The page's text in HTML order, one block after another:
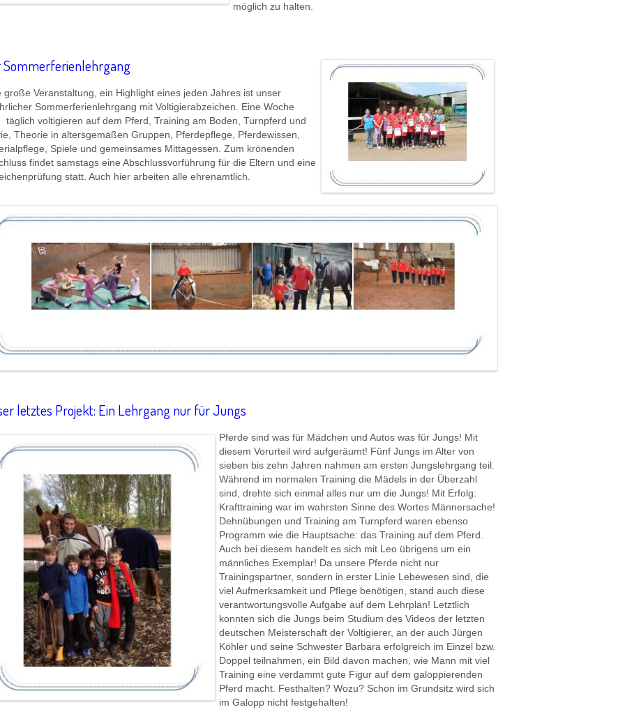
möglich zu halten.
Sommerferienlehrgang
große Veranstaltung, ein Highlight eines jeden Jahres ist unser
Sommerferienlehrgang mit Voltigierabzeichen. Eine Woche
täglich voltigieren auf dem Pferd, Training am Boden, Turnpferd und
Theorie in altersgemäßen Gruppen, Pferdepflege, Pferdewissen,
Spiele und gemeinsames Mittagessen. Zum krönenden
findet samstags eine Abschlussvorführung für die Eltern und eine
statt. Auch hier arbeiten alle ehrenamtlich.
letztes Projekt: Ein Lehrgang nur für Jungs
Pferde sind was für Mädchen und Autos was für Jungs! Mit
diesem Vorurteil wird aufgeräumt! Fünf Jungs im Alter von
sieben bis zehn Jahren nahmen am ersten Jungslehrgang teil.
Während im normalen Training die Mädels in der Überzahl
sind, drehte sich einmal alles nur um die Jungs! Mit Erfolg:
Krafttraining war im wahrsten Sinne des Wortes Männersache!
Dehnübungen und Training am Turnpferd waren ebenso
Programm wie die Hauptsache: das Training auf dem Pferd.
Auch bei diesem handelt es sich mit Leo übrigens um ein
männliches Exemplar! Da unsere Pferde nicht nur
Trainingspartner, sondern in erster Linie Lebewesen sind, die
viel Aufmerksamkeit und Pflege benötigen, stand auch diese
verantwortungsvolle Aufgabe auf dem Lehrplan! Letztlich
konnten sich die Jungs beim Studium des Videos der letzten
deutschen Meisterschaft der Voltigierer, an der auch Jürgen
Köhler und seine Schwester Barbara erfolgreich im Einzel bzw.
Doppel teilnahmen, ein Bild davon machen, wie Mann mit viel
Training eine verdammt gute Figur auf dem galoppierenden
Pferd macht. Festhalten? Wozu? Schon im Grundsitz wird sich
im Galopp nicht festgehalten!